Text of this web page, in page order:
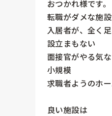
おつかれ様です。
転職がダメな施設
入居者が、全く
設立まもない
面接官がやる気
小規模
求職者ようのホ
良い施設は